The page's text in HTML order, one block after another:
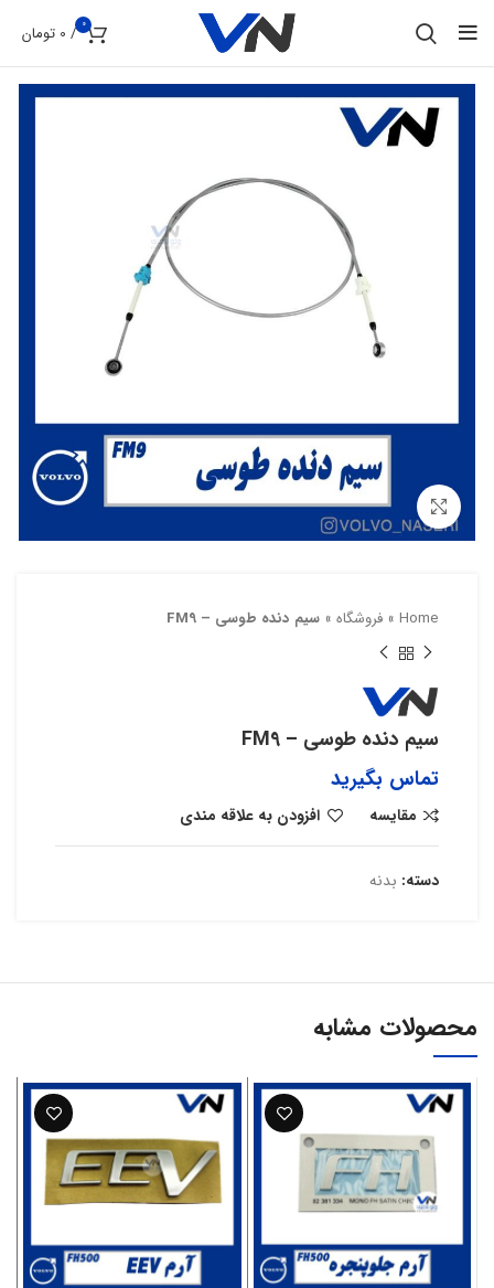
0
/
0 تومان
بزرگنمایی تصویر
Home
» فروشگاه » سیم دنده طوسی – FM9
سیم دنده طوسی – FM9
تماس بگیرید
مقایسه افزودن به علاقه مندی
دسته: بدنه
محصولات مشابه